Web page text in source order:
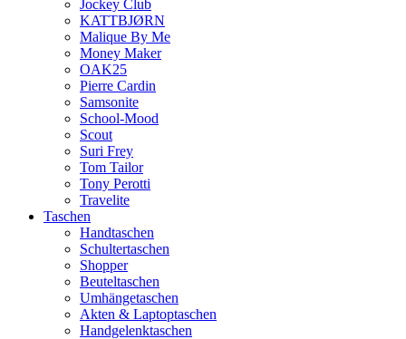
Jockey Club
KATTBJØRN
Malique By Me
Money Maker
OAK25
Pierre Cardin
Samsonite
School-Mood
Scout
Suri Frey
Tom Tailor
Tony Perotti
Travelite
Taschen
Handtaschen
Schultertaschen
Shopper
Beuteltaschen
Umhängetaschen
Akten & Laptoptaschen
Handgelenktaschen